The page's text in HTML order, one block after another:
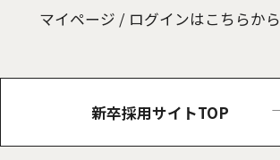
マイページ / ログインはこちらから
新卒採用サイトTOP